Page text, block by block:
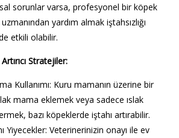
sorunlar varsa, profesyonel bir köpek
yardım almak iştahsızlığı
etkili olabilir.
Stratejiler:
Kullanımı: Kuru mamanın üzerine bir
mama eklemek veya sadece ıslak
bazı köpeklerde iştahı artırabilir.
Yiyecekler: Veterinerinizin onayı ile ev